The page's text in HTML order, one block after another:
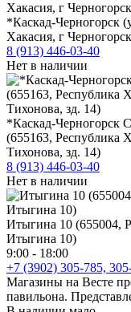
*Каскад-Черногорск
Хакасия, г
8 (913) 446-03-40
Нет в наличии
*Каскад-
(655163, Республика
Тихонова, зд. 14)
8 (913) 446-03-40
Нет в наличии
Итыгина 10 (655004,
Итыгина 10)
9:00 - 18:00
+7 (3902) 305-785,
Магазины на Весте
павильона.